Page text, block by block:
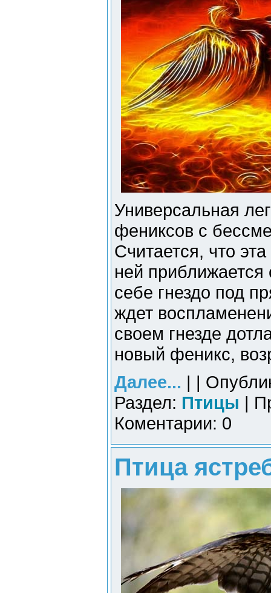
Универсальная
фениксов с
Считается, что эта
ней приближается
себе гнездо под
ждет
своем гнезде
новый феникс,
Далее... | |
Раздел: Птицы |
Коментарии: 0
Птица